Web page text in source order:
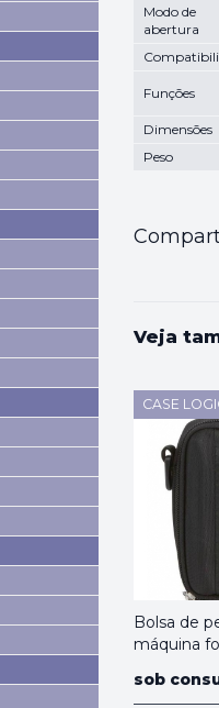
Modo de
abertura
Funções
Dimensões
Peso
Veja
CASE
Bolsa de
máquina
sob